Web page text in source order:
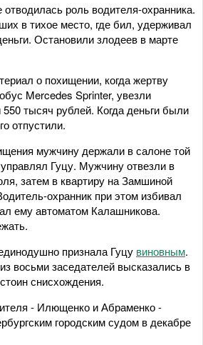
роль водителя-охранника.
в тихое место, где бил, удерживал
Остановили злодеев в марте
о похищении, когда жертву
Mercedes Sprinter, увезли
тысяч рублей. Когда деньги были
отпустили.
мужчину держали в салоне той
Гуцу. Мужчину отвезли в
затем в квартиру на Замшиной
охранник при этом избивал
ему автоматом Калашникова.
признала Гуцу виновным.
восьми заседателей высказались в
снисхождения.
- Илющенко и Абраменко -
городским судом в декабре